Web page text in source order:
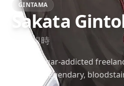
GINTAMA
Sakata
坂田 銀時
A lazy, sugar-addicted
past of a legendary,